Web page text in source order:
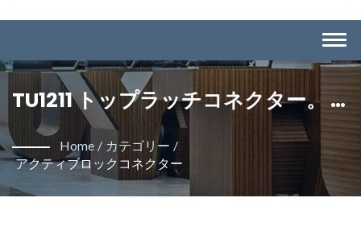
TU1211 トップラッチコネクター。 /
Tarng Yu Enterprise Co., Ltd.はワ
イヤーボードコネクタを製造する専
門メーカーです。
Home / カテゴリー /
アクティブロックコネクター